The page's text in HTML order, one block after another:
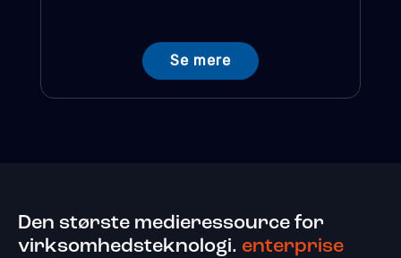
Se mere
Den største medieressource for
virksomhedsteknologi. enterprise